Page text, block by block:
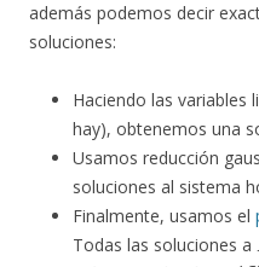
además podemos decir
soluciones:
Haciendo las variables
hay), obtenemos una
Usamos reducción
soluciones al sistema
Finalmente, usamos el
Todas las soluciones a
AX